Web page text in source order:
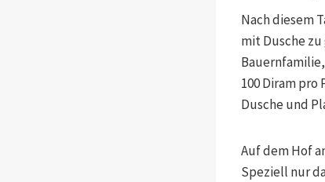
Nach diesem
mit Dusche zu
100 Diram pro
Dusche und
Auf dem Hof
Speziell nur